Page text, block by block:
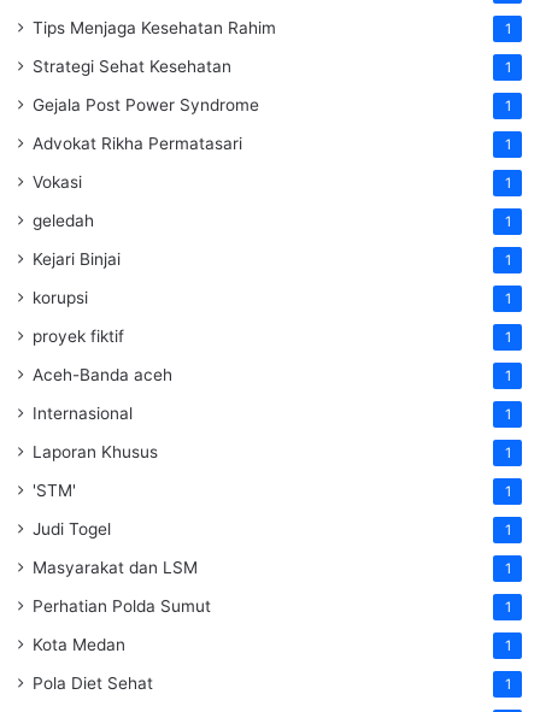
Tips Menjaga Kesehatan Rahim 1
Strategi Sehat Kesehatan 1
Gejala Post Power Syndrome 1
Advokat Rikha Permatasari 1
Vokasi 1
geledah 1
Kejari Binjai 1
korupsi 1
proyek fiktif 1
Aceh-Banda aceh 1
Internasional 1
Laporan Khusus 1
'STM' 1
Judi Togel 1
Masyarakat dan LSM 1
Perhatian Polda Sumut 1
Kota Medan 1
Pola Diet Sehat 1